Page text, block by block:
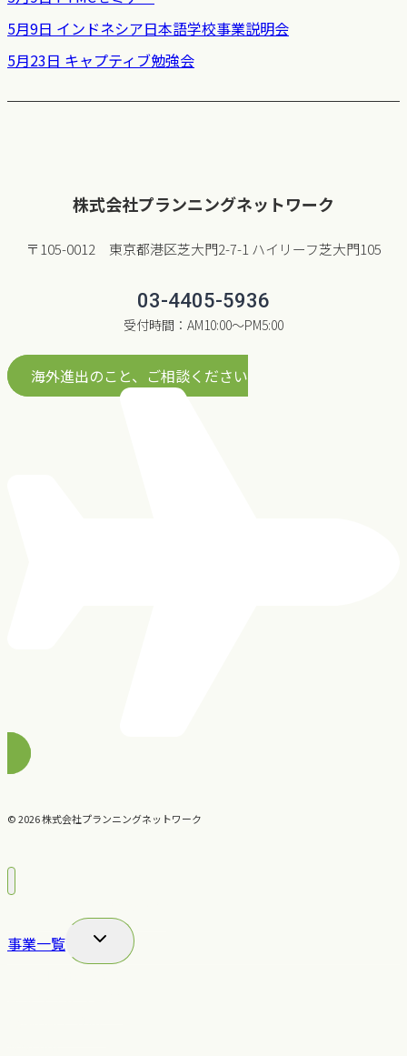
5月9日 インドネシア日本語学校事業説明会
5月23日 キャプティブ勉強会
株式会社プランニングネットワーク
〒105-0012 東京都港区芝大門2-7-1 ハイリーフ芝大門105
03-4405-5936
受付時間：AM10:00〜PM5:00
海外進出のこと、ご相談ください
© 2026 株式会社プランニングネットワーク
事業一覧
子
メ